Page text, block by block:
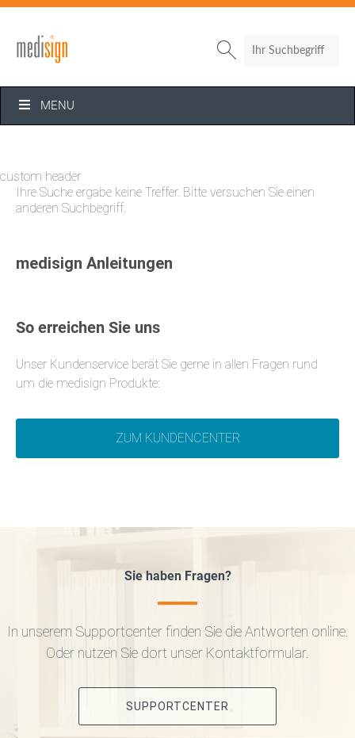
 Search
MENU
custom header
Ihre Suche ergabe keine Treffer. Bitte versuchen Sie einen
anderen Suchbegriff.
medisign Anleitungen
So erreichen Sie uns
Unser Kundenservice berät Sie gerne in allen Fragen rund
um die medisign Produkte:
ZUM KUNDENCENTER
Sie haben Fragen?
In unserem Supportcenter finden Sie die Antworten online.
Oder nutzen Sie dort unser Kontaktformular.
SUPPORTCENTER